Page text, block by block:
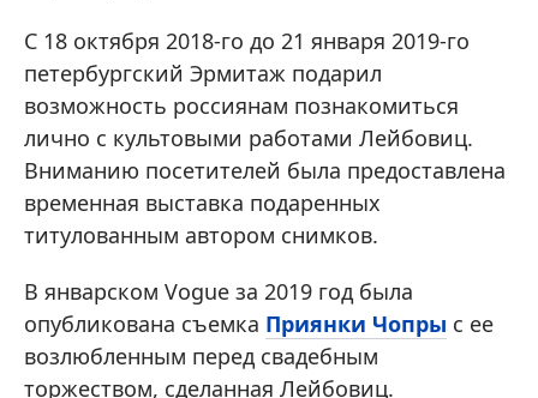
С 18 октября 2018-го до 21 января 2019-го
петербургский Эрмитаж подарил
возможность россиянам познакомиться
лично с культовыми работами Лейбовиц.
Вниманию посетителей была предоставлена
временная выставка подаренных
титулованным автором снимков.
В январском Vogue за 2019 год была
опубликована съемка Приянки Чопры с ее
возлюбленным перед свадебным
торжеством, сделанная Лейбовиц.